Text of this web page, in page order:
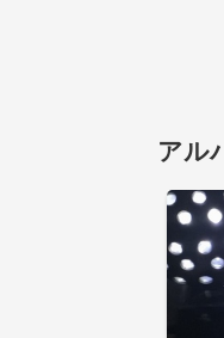
アル